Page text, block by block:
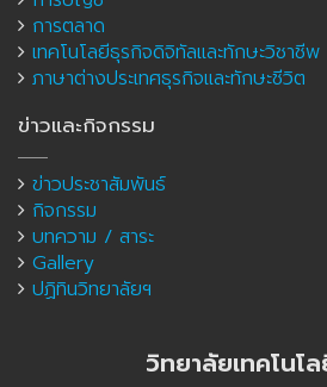
การตลาด
เทคโนโลยีธุรกิจดิจิทัลและทักษะวิชาชีพ
ภาษาต่างประเทศธุรกิจและทักษะชีวิต
ข่าวและกิจกรรม
ข่าวประชาสัมพันธ์
กิจกรรม
บทความ / สาระ
Gallery
ปฏิทินวิทยาลัยฯ
วิทยาลัยเทคโนโ